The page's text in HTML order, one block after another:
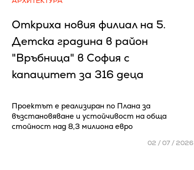
Откриха новия филиал на 5.
Детска градина в район
"Връбница" в София с
капацитет за 316 деца
Проектът е реализиран по Плана за
възстановяване и устойчивост на обща
стойност над 8,3 милиона евро
02 / 07 / 2026